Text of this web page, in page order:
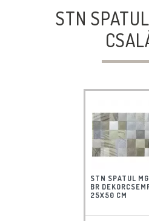
STN
STN SPATUL
BR
25X50 CM